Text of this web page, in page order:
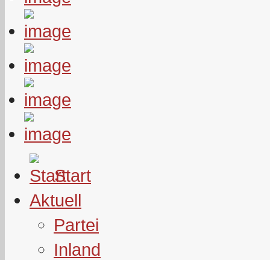
Start
Aktuell
Partei
Inland